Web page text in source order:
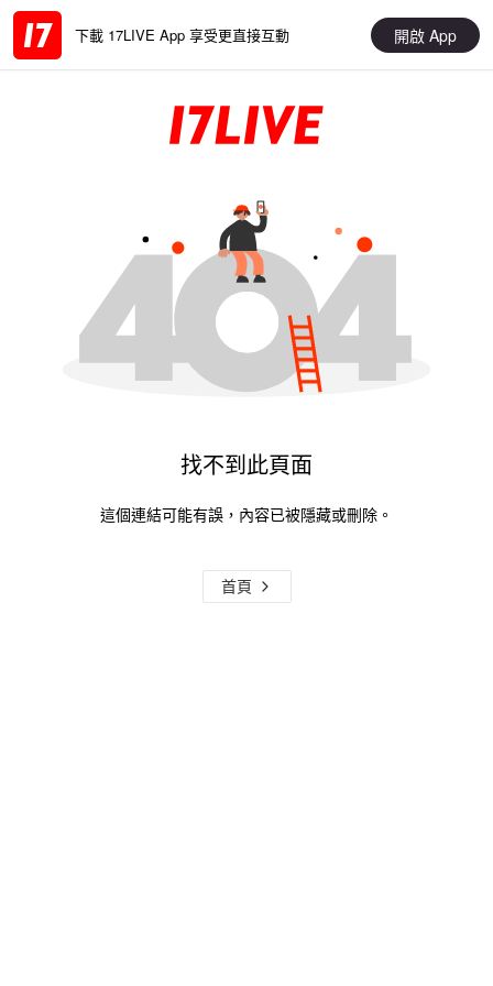
下載 17LIVE App 享受更直接互動 開啟 App
找不到此頁面
這個連結可能有誤，內容已被隱藏或刪除。
首頁